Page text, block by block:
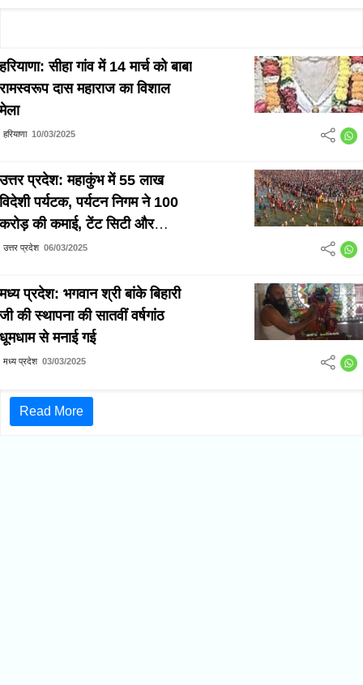
हरियाणा: सीहा गांव में 14 मार्च को बाबा
रामस्वरूप दास महाराज का विशाल
मेला
हरियाणा 10/03/2025
उत्तर प्रदेश: महाकुंभ में 55 लाख
विदेशी पर्यटक, पर्यटन निगम ने 100
करोड़ की कमाई, टेंट सिटी और
साहसिक गतिविधियों से बही धन की
उत्तर प्रदेश 06/03/2025
मध्य प्रदेश: भगवान श्री बांके बिहारी
जी की स्थापना की सातवीं वर्षगांठ
धूमधाम से मनाई गई
मध्य प्रदेश 03/03/2025
Read More